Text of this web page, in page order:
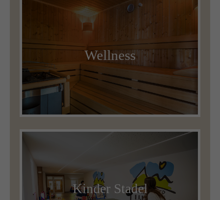
Wellness
Kinder Stadel